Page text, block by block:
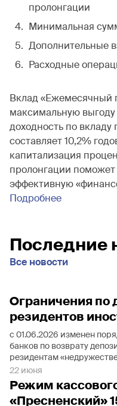
пролонгации
Минимальная
Дополнительные
Расходные
Вклад «Ежемесячный
максимальную
доходность по вкладу
составляет 10,2%
капитализация
пролонгации
эффективную
Подробнее
Последние
Все новости
Ограничения по
резидентов
с 01.06.2026 изменен
банков по возврату
резидентам
22 июня
Режим
«Пресненский»